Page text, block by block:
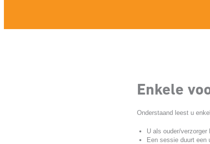
Enkele
Onderstaand leest u
U als ouder/
Een sessie duurt een